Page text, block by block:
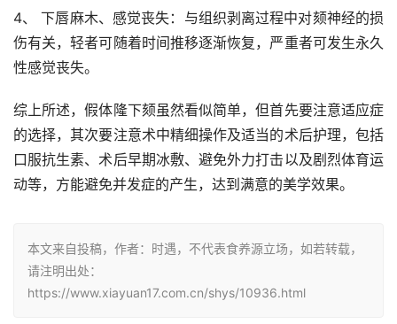
4、 下唇麻木、感觉丧失：与组织剥离过程中对颏神经的损
伤有关，轻者可随着时间推移逐渐恢复，严重者可发生永久
性感觉丧失。
综上所述，假体隆下颏虽然看似简单，但首先要注意适应症
的选择，其次要注意术中精细操作及适当的术后护理，包括
口服抗生素、术后早期冰敷、避免外力打击以及剧烈体育运
动等，方能避免并发症的产生，达到满意的美学效果。
本文来自投稿，作者：时遇，不代表食养源立场，如若转载，
请注明出处：
https://www.xiayuan17.com.cn/shys/10936.html